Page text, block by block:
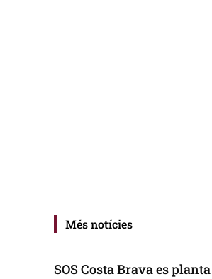
Més notícies
SOS Costa Brava es